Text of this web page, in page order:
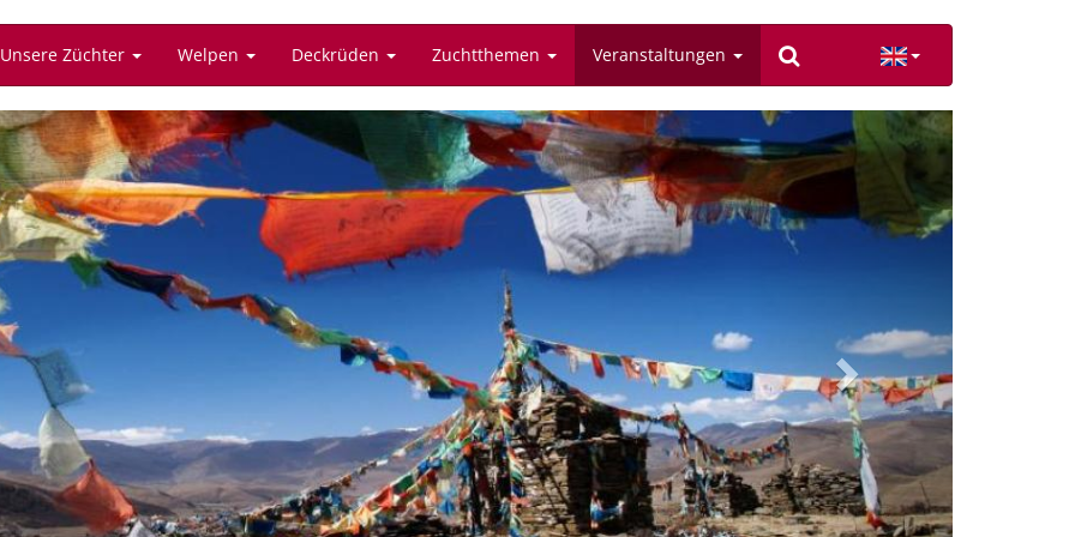
Unsere Züchter Welpen Deckrüden Zuchtthemen Veranstaltungen
Next